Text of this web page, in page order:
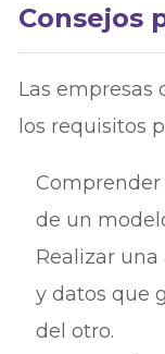
Consejos
Las empresas
los requisitos
de un
Realizar
y datos que
del otro.